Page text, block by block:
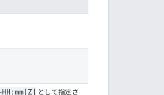
として指定さ